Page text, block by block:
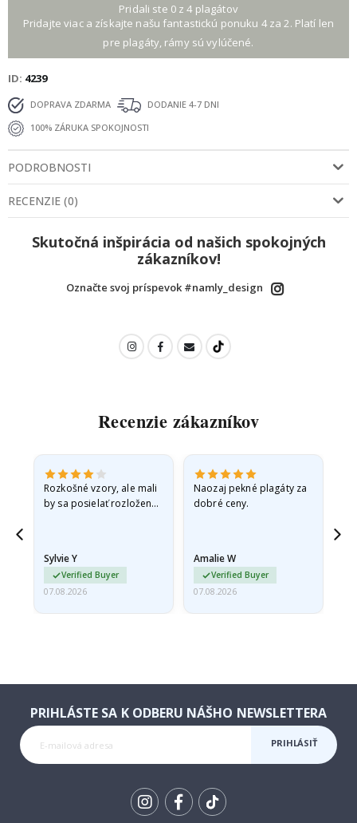
Pridali ste 0 z 4 plagátov
Pridajte viac a získajte našu fantastickú ponuku 4 za 2. Platí len
pre plagáty, rámy sú vylúčené.
ID 4239
DOPRAVA ZDARMA
DODANIE 4-7 DNI
100% ZÁRUKA SPOKOJNOSTI
PODROBNOSTI
RECENZIE (0)
Skutočná inšpirácia od našich spokojných
zákazníkov!
Označte svoj príspevok #namly_design
Recenzie zákazníkov
Rozkošné vzory, ale mali
by sa posielať rozložené
Sylvie Y
Verified Buyer
07.08.2026
Naozaj pekné plagáty za
dobré ceny.
Amalie W
Verified Buyer
07.08.2026
PRIHLÁSTE SA K ODBERU NÁŠHO NEWSLETTERA
PRIHLÁSIŤ